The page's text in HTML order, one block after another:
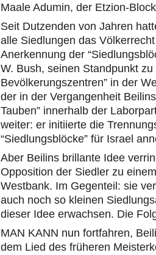
Maale Adumin, der Etzion-
Seit Dutzenden von Jahren
alle Siedlungen das
Anerkennung der
W. Bush, seinen Standpunkt
Bevölkerungszentren” in der
der in der Vergangenheit
Tauben” innerhalb der
weiter: er initiierte die
“Siedlungsblöcke” für Israel
Aber Beilins brillante Idee
Opposition der Siedler zu
Westbank. Im Gegenteil: sie
auch noch so kleinen
dieser Idee erwachsen. Die
MAN KANN nun fortfahren,
dem Lied des früheren